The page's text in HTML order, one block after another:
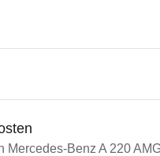
Mercedes-Benz A 220